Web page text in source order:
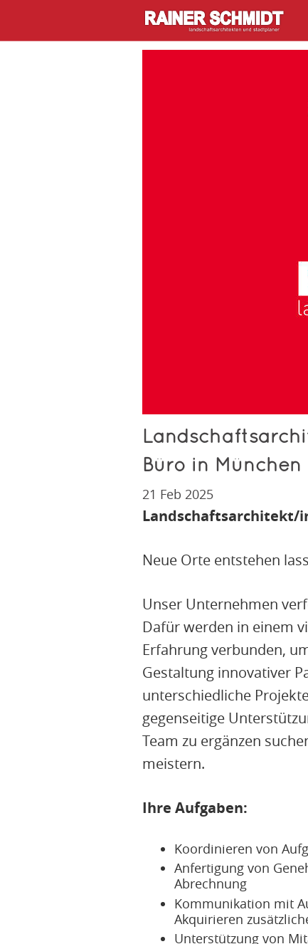
Büro in München
21 Feb 2025
Landschaftsarchitekt/
Neue Orte entstehen
Unser Unternehmen
Dafür werden in einem
Erfahrung verbunden,
Gestaltung innovativer
unterschiedliche
gegenseitige
Team zu ergänzen
meistern.
Ihre Aufgaben:
Koordinieren von
Anfertigung von
Abrechnung
Kommunikation mit
Akquirieren
Unterstützung von